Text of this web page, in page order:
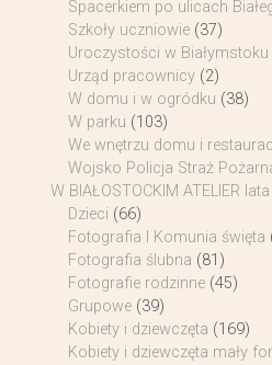
Spacerkiem po ulicach
Szkoły uczniowie (37)
Uroczystości w Białymstoku
Urząd pracownicy (2)
W domu i w ogródku (38)
W parku (103)
We wnętrzu domu i
Wojsko Policja Straż
W BIAŁOSTOCKIM ATELIER
Dzieci (66)
Fotografia I Komunia święta
Fotografia ślubna (81)
Fotografie rodzinne (45)
Grupowe (39)
Kobiety i dziewczęta (169)
Kobiety i dziewczęta mały